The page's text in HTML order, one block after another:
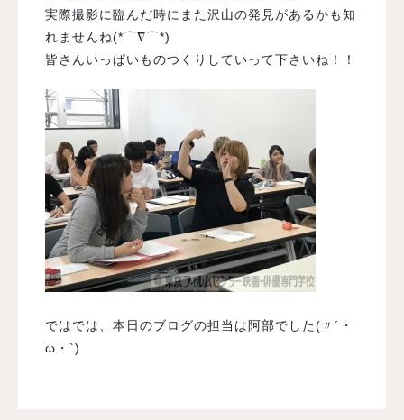
実際撮影に臨んだ時にまた沢山の発見があるかも知
れませんね(*⌒∇⌒*)
皆さんいっぱいものつくりしていって下さいね！！
ではでは、本日のブログの担当は阿部でした(〃´・
ω・`)ゞ